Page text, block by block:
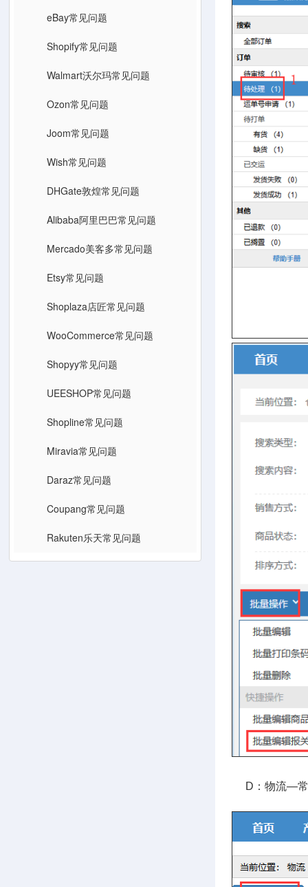
eBay常见问题
Shopify常见问题
Walmart沃尔玛常见问题
Ozon常见问题
Joom常见问题
Wish常见问题
DHGate敦煌常见问题
Alibaba阿里巴巴常见问题
Mercado美客多常见问题
Etsy常见问题
Shoplaza店匠常见问题
WooCommerce常见问题
Shopyy常见问题
UEESHOP常见问题
Shopline常见问题
Miravia常见问题
Daraz常见问题
Coupang常见问题
Rakuten乐天常见问题
D：物流—常